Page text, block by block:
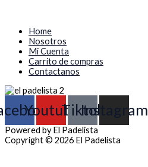
Home
Nosotros
Mi Cuenta
Carrito de compras
Contactanos
YoutubeTiktok
Instagram
Powered by El Padelista
Copyright © 2026 El Padelista